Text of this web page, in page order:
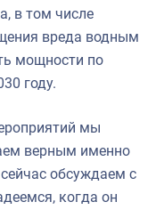
в том числе
вреда водным
мощности по
году.
мы
верным именно
обсуждаем с
когда он